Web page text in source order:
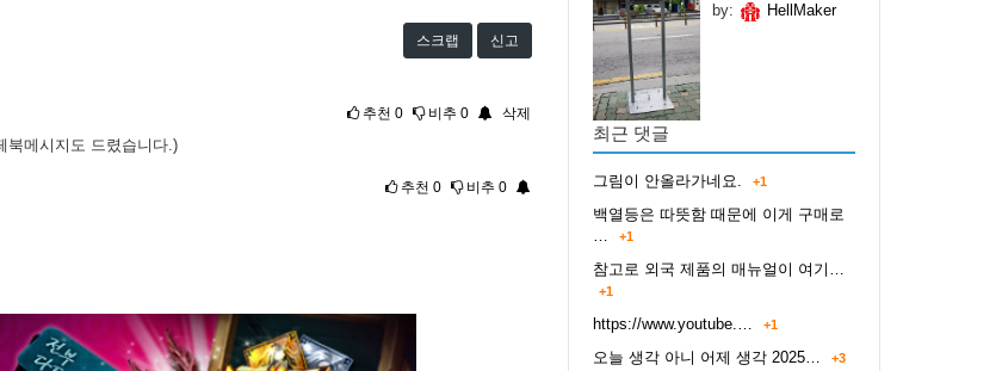
스크랩 신고
추천 0 비추 0 삭제
북메시지도 드렸습니다.)
추천 0 비추 0
by:
HellMaker
최근 댓글
그림이 안올라가네요. +1
백열등은 따뜻함 때문에 이게 구매로
…
+1
참고로 외국 제품의 매뉴얼이 여기…
+1
https://www.youtube.… +1
오늘 생각 아니 어제 생각 2025… +3